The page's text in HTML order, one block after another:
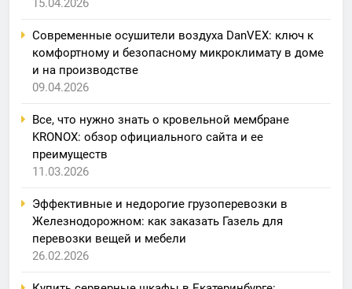
15.04.2026
Современные осушители воздуха DanVEX: ключ к
комфортному и безопасному микроклимату в доме
и на производстве
09.04.2026
Все, что нужно знать о кровельной мембране
KRONOX: обзор официального сайта и ее
преимуществ
11.03.2026
Эффективные и недорогие грузоперевозки в
Железнодорожном: как заказать Газель для
перевозки вещей и мебели
26.02.2026